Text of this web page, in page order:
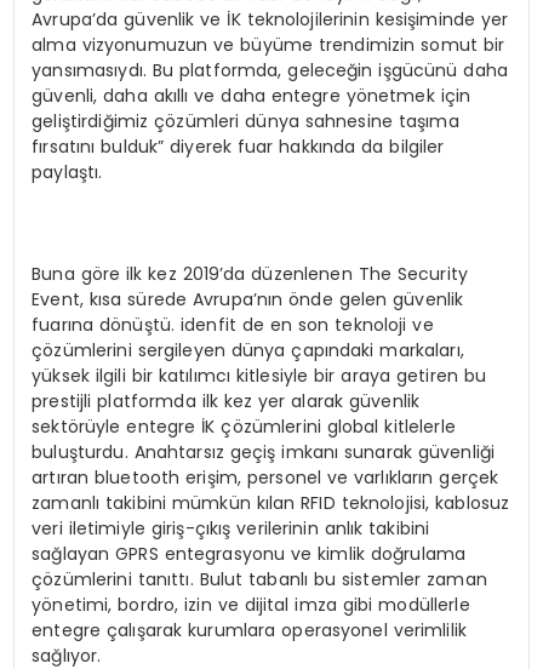
Avrupa’da güvenlik ve İK teknolojilerinin kesişiminde yer
alma vizyonumuzun ve büyüme trendimizin somut bir
yansımasıydı. Bu platformda, geleceğin işgücünü daha
güvenli, daha akıllı ve daha entegre yönetmek için
geliştirdiğimiz çözümleri dünya sahnesine taşıma
fırsatını bulduk” diyerek fuar hakkında da bilgiler
paylaştı.
Buna göre ilk kez 2019’da düzenlenen The Security
Event, kısa sürede Avrupa’nın önde gelen güvenlik
fuarına dönüştü. idenfit de en son teknoloji ve
çözümlerini sergileyen dünya çapındaki markaları,
yüksek ilgili bir katılımcı kitlesiyle bir araya getiren bu
prestijli platformda ilk kez yer alarak güvenlik
sektörüyle entegre İK çözümlerini global kitlelerle
buluşturdu. Anahtarsız geçiş imkanı sunarak güvenliği
artıran bluetooth erişim, personel ve varlıkların gerçek
zamanlı takibini mümkün kılan RFID teknolojisi, kablosuz
veri iletimiyle giriş-çıkış verilerinin anlık takibini
sağlayan GPRS entegrasyonu ve kimlik doğrulama
çözümlerini tanıttı. Bulut tabanlı bu sistemler zaman
yönetimi, bordro, izin ve dijital imza gibi modüllerle
entegre çalışarak kurumlara operasyonel verimlilik
sağlıyor.